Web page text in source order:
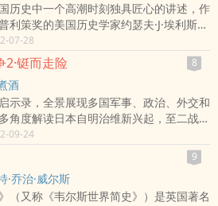
据组成的历史事件，背后的主角是一个个
有血有肉、有人性、有故事、有真的性
字让原本枯燥的历史变得活色生香。
于建国历史仅二百多年的美国来说，这段
义一定会被永远的铭记。由迷茫徘徊到蓬
立者到救世主，由世界第一经济强国到世
国。国内的繁荣程度领跑世界，战胜国领
国际声望达到顶峰，都使这样一个曾经远
心的国家获得了前所未有的荣光。曾经满
大陆的美国人开始将他的目光投向全球，
信仰和制度充满自信，开始梦想着自己将
下去，并成为这个时代独一无二的领
代，似乎总是闪着让人兴奋的光芒。而
史的关系，就像从一面镜子反射到另一面
历史学家对细节拥有小说家一般的眼光，
杂无序而又晦涩难懂的史料，叙述优雅、
历史中一个‌­‍高​‌‎潮‌​­时刻独具匠心的讲述，作
利策奖的美国历史学家约瑟夫·J·埃利斯。
见证了美国建国故事中影响最为深远的
十三个殖民地走到了一起，纷纷赞成从大
而英国则派出了有史以来最庞大的舰队，
洋将这场叛乱扼杀在摇篮之中。大陆会议
接二连三地做出决策，临时的举动却让他
。埃利斯以生动而流畅的叙事手法，详细
个进展顺利的时刻中的大部分重要人物，
顿、约翰·亚当斯、托马斯·杰斐逊、本杰
以及英国方面的海军上将理查德·豪勋爵
。他将政治的和军事的进展作为一个故
编织在了一起，向人们展示了这些事件之
07-28
2·铤而走险 8
酒
示录，全景展现多国军事、政治、外交和
角度解读日本自明治维新兴起，至二战战
★还原战争细节，揭秘历史真相，思考民
性★天涯社区1999—2016经典原创作品
”系列图书，全景讲述第二次世界大战
主要成员国日本和美国、英国等同盟国，
1945年进行的遍及太平洋、印度洋和东亚
09-24
9
·乔治·威尔斯
（又称《韦尔斯世界简史》）是英国著名